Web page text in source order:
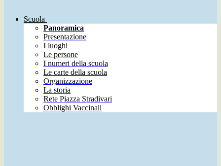
Scuola
Panoramica
Presentazione
I luoghi
Le persone
I numeri della scuola
Le carte della scuola
Organizzazione
La storia
Rete Piazza Stradivari
Obblighi Vaccinali